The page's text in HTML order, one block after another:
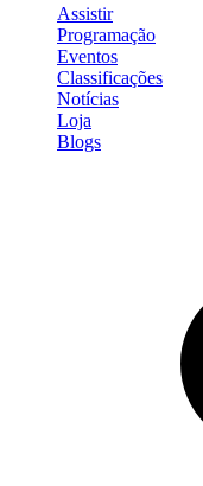
Assistir
Programação
Eventos
Classificações
Notícias
Loja
Blogs